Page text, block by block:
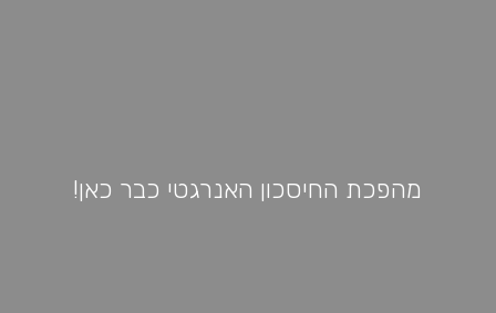
מהפכת החיסכון האנרגטי כבר כאן!